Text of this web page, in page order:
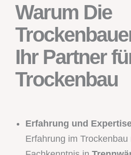
Warum Die
Ihr Partner
Trockenbau
Erfahrung und
Erfahrung im